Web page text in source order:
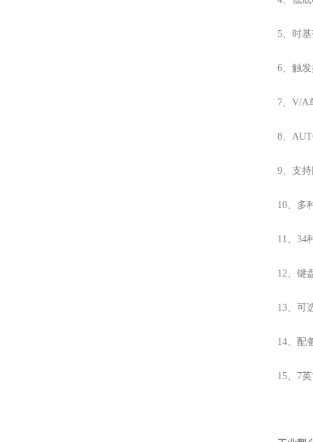
5、时
6、触
7、V/A
8、
9、支
10、多
11、34
12、键
13、可
14、配
15、7